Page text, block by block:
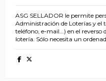
ASG SELLADOR le permite
Administración de Loterías y el
teléfono, e-mail...) en el reverso
lotería. Sólo necesita un